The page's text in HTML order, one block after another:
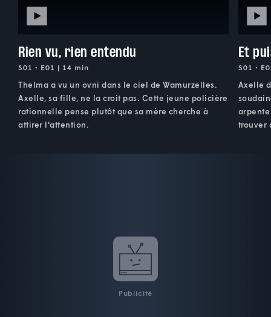
Rien vu, rien entendu
S01 • E01 | 14 min
Thelma a vu un ovni dans le ciel de Wamurzelles.
Axelle, sa fille, ne la croit pas. Cette jeune policière
rationnelle pense plutôt que sa mère cherche à
attirer l'attention.
Et
S01 •
Axelle
trouver
Publicité